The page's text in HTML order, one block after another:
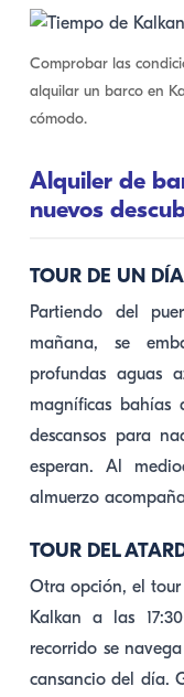
Comprobar las
alquilar un barco en
cómodo.
Alquiler de
nuevos
TOUR DE UN
Partiendo del
mañana, se
profundas aguas
magníficas bahías
descansos para
esperan. Al
almuerzo
TOUR DEL
Otra opción, el tour
Kalkan a las
recorrido se
cansancio del día.